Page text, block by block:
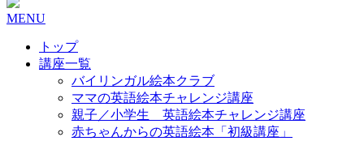
MENU
トップ
講座一覧
バイリンガル絵本クラブ
ママの英語絵本チャレンジ講座
親子／小学生 英語絵本チャレンジ講座
赤ちゃんからの英語絵本「初級講座」